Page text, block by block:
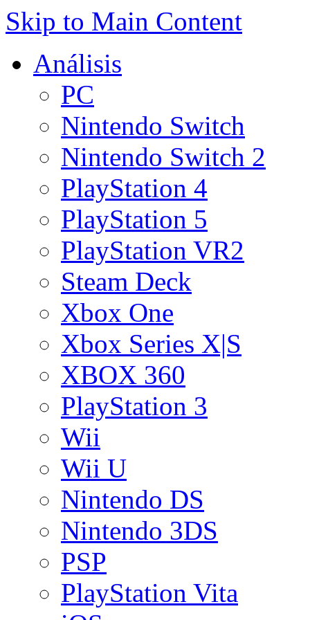
Skip to Main Content
Análisis
PC
Nintendo Switch
Nintendo Switch 2
PlayStation 4
PlayStation 5
PlayStation VR2
Steam Deck
Xbox One
Xbox Series X|S
XBOX 360
PlayStation 3
Wii
Wii U
Nintendo DS
Nintendo 3DS
PSP
PlayStation Vita